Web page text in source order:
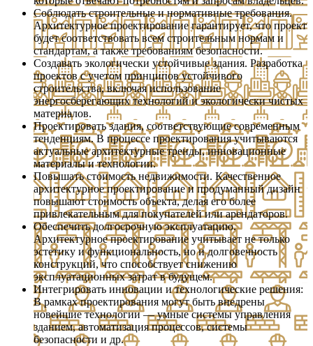
Соблюдать строительные и нормативные требования.
Архитектурное проектирование гарантирует, что проект
будет соответствовать всем строительным нормам и
стандартам, а также требованиям безопасности.
Создавать экологически устойчивые здания. Разработка
проектов с учетом принципов устойчивого
строительства, включая использование
энергосберегающих технологий и экологически чистых
материалов.
Проектировать здания, соответствующие современным
тенденциям. В процессе проектирования учитываются
актуальные архитектурные тренды, инновационные
материалы и технологии.
Повышать стоимость недвижимости. Качественное
архитектурное проектирование и продуманный дизайн
повышают стоимость объекта, делая его более
привлекательным для покупателей или арендаторов.
Обеспечить долгосрочную эксплуатацию.
Архитектурное проектирование учитывает не только
эстетику и функциональность, но и долговечность
конструкций, что способствует снижению
эксплуатационных затрат в будущем.
Интегрировать инновации и технологические решения:
В рамках проектирования могут быть внедрены
новейшие технологии — умные системы управления
зданием, автоматизация процессов, системы
безопасности и др.